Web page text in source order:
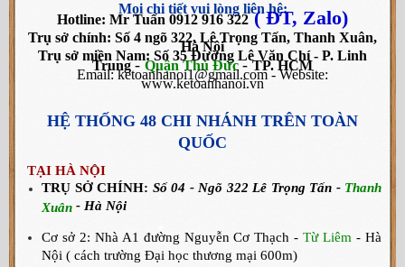
Mọi chi tiết vui lòng liên hệ:
Hotline: Mr Tuấn 0912 916 322( ĐT, Zalo)
Trụ sở chính: Số 4 ngõ 322, Lê Trọng Tấn, Thanh Xuân,
Hà Nội
Trụ sở miền Nam: Số 35 Đường Lê Văn Chí - P. Linh
Trung -Quận Thủ Đức -TP. HCM
Email: ketoanhanoi1@gmail.com - Website:
www.ketoanhanoi.vn
HỆ THỐNG 48 CHI NHÁNH TRÊN TOÀN
QUỐC
TẠI HÀ NỘI
TRỤ SỞ CHÍNH: Số 04 - Ngõ 322 Lê Trọng Tấn -Thanh
Xuân - Hà Nội
Cơ sở 2: Nhà A1 đường Nguyễn Cơ Thạch - Từ Liêm- Hà
Nội ( cách trường Đại học thương mại 600m)